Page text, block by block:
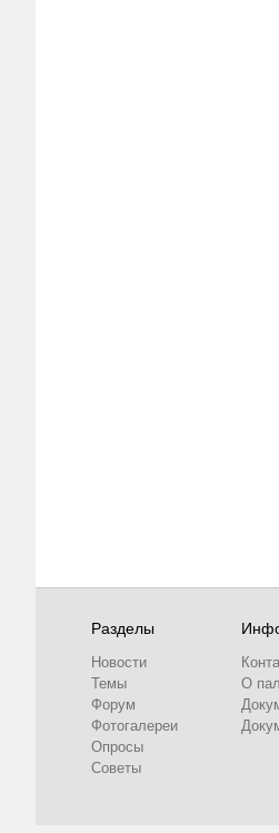
Разделы
Новости
Темы
Форум
Фотогалереи
Опросы
Советы
О